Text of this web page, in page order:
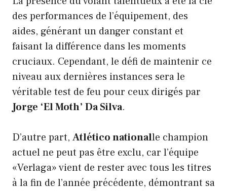
des performances de l’équipement, des
aides, générant un danger constant et
faisant la différence dans les moments
cruciaux. Cependant, le défi de maintenir ce
niveau aux dernières instances sera le
véritable test de feu pour ceux dirigés par
Jorge ‘El Moth’ Da Silva.
D’autre part, Atlético nationalle champion
actuel ne peut pas être exclu, car l’équipe
«Verlaga» vient de rester avec tous les titres
à la fin de l’année précédente, démontrant sa